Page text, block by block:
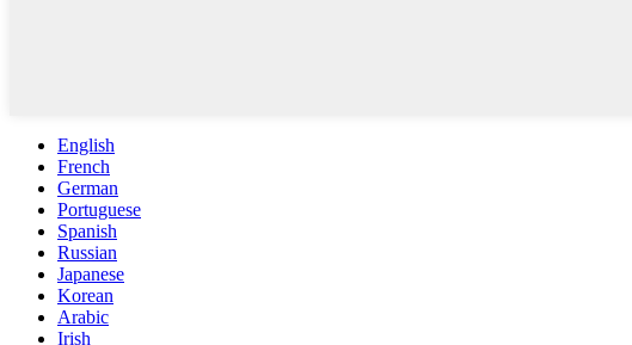
English
French
German
Portuguese
Spanish
Russian
Japanese
Korean
Arabic
Irish